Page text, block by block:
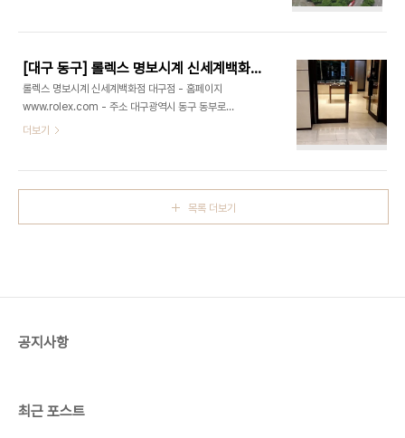
의 활성화와 한의학의 우수성을 널리 알리고자 설..
대구종합유통단지는 다양한 제품군을 취급하며, 소
비자와 상인들 간의 활발한 거래가 이루어지는 장소
이다. 또한, 이 단지는 대형 마트, 전문 상점, 식품 및
생활용품 매장 등이 갖추어져 있어, 쇼핑을 위한 좋은
장소로 알려져 있다. 다양한 유통업체들이 모여 있어
시킬 수 있다. 대구종합유통단지는 교통이 편리하게
[대구 동구] 롤렉스 명보시계 신세계백화점 대구점
롤렉스 명보시계 신세계백화점 대구점 - 홈페이지
www.rolex.com - 주소 대구광역시 동구 동부로
149 (신천동) 1층 ※ 소개 정보 - 매장안내 : 환급서
능정보 : 가능 ◎ 반려동물 동반 여행 정보◎ 주위 관
더보기
목록 더보기
공지사항
최근 포스트